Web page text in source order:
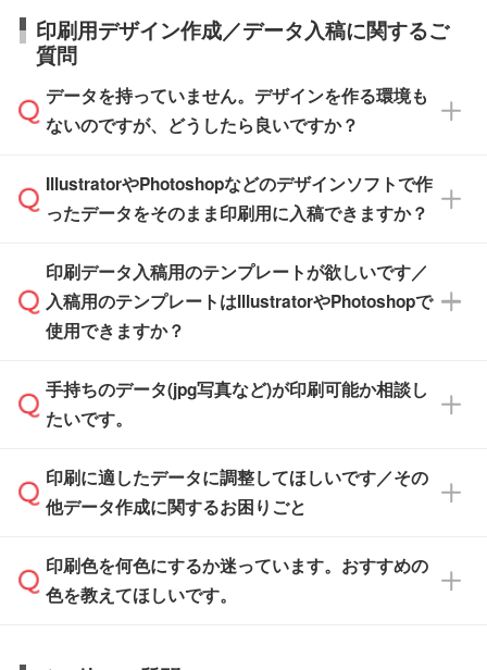
タッフまでお問い合わせください。
ル」に注文予定日をご入力いただくと、おおよ
その締切日や出荷目安をご確認いただけます。
品が決まりましたらお早めのご発注をお願いい
たします。
※土日祝日を除く営業日換算です。
※沖縄・離島は追加日数がかかります。
す。>>対象商品はこちら
※最短出荷日は商品によって異なります。各商
品ページにてご確認ください
す。(白箱、化粧箱、ブリスターパックなど)
【袋入り】 商品がひとつずつ袋に入っていま
す。(透明袋、デザイン袋など)
【個包装なし】 個包装がされていない状態で
※化粧箱から白箱への入れ替えや、オリジナル
箱の作成は原則承っておりません。
日本全国へお届けが可能です。なお、海外への
直接納品は行っておりませんので予めご了承く
ださい。
印刷用デザイン作成／データ入稿に関するご
質問
データを持っていません。デザインを作る環境も
ないのですが、どうしたら良いですか？
無料の「デザインシミュレーター」を使えば、
PCやスマホから簡単にデザインを作成できま
ザインソフトがなくても安心です。
また、「データ作成サービス
せいただければ、弊社にて無料でデザインデー
タを1点作成いたします。
IllustratorやPhotoshopなどのデザインソフトで作
ったデータをそのまま印刷用に入稿できますか？
IllustratorやPhotoshop、CLIP STUDIOなどのデ
ザインソフトでこだわりのデザインを作成した
い方は、完全データ入稿
積・ご注文フォームにアップロードしてご入稿
ください。
ご入稿後は経験豊富なスタッフがデータに不備
がないかチェックし、お客様と確認してから印
刷に進みますので、ご安心ください。
印刷データ入稿用のテンプレートが欲しいです／
入稿用のテンプレートはIllustratorやPhotoshopで
使用できますか？
一部商品は入稿用テンプレートのご用意があり
ます。各商品ページの『印刷方法・テンプレー
入稿用のテンプレートはPDF形式ですが、
IllustratorやPhotoshopで開いてご利用いただけ
方」をご確認ください。
手持ちのデータ(jpg写真など)が印刷可能か相談し
たいです。
印刷に適したデータ・解像度かどうか、担当ス
タッフが事前に確認いたします。
ムへ添付いただくか、担当スタッフ宛にメール
でお送りください。
印刷に適したデータに調整してほしいです／その
他データ作成に関するお困りごと
データ作成でお困りの際には、担当スタッフが
サポートいたしますのでお気軽にご相談くださ
印刷色を何色にするか迷っています。おすすめの
色を教えてほしいです。
お見積・ご注文・